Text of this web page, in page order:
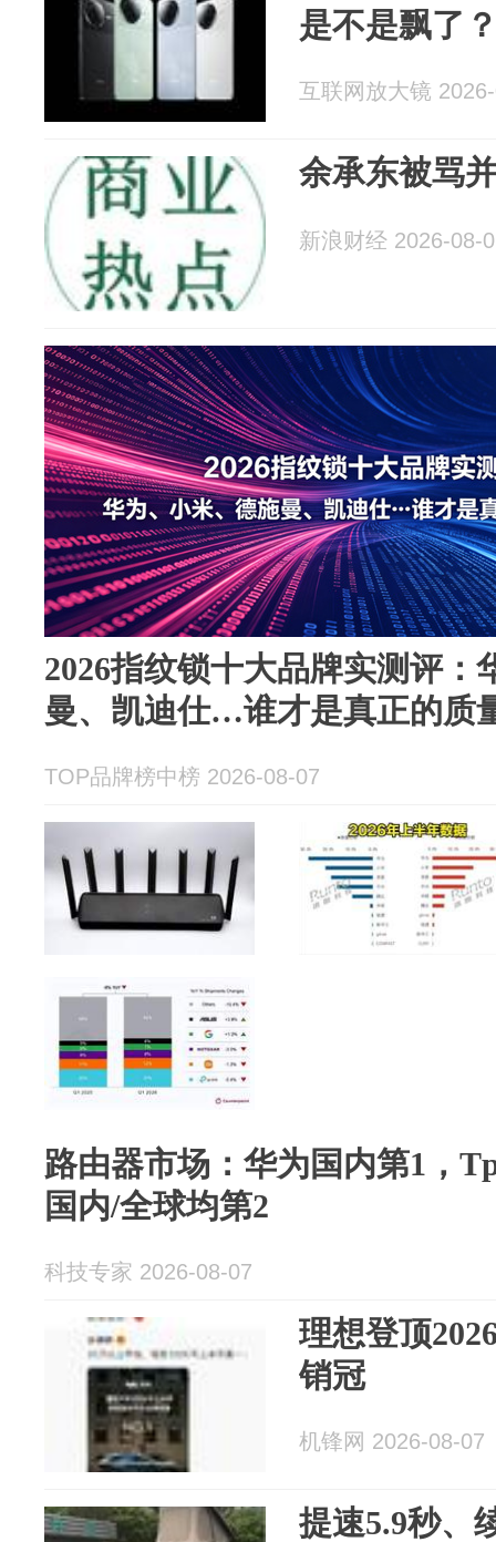
是不是飘了
互联网放大镜
余承东被骂
新浪财经 2026-08-
2026指纹锁十大品牌实测评：
曼、凯迪仕…谁才是真正的质
TOP品牌榜中榜 2026-08-07
路由器市场：华为国内第1，
国内/全球均第2
科技专家 2026-08-07
理想登顶
销冠
机锋网 2026-08-07
提速5.9秒、